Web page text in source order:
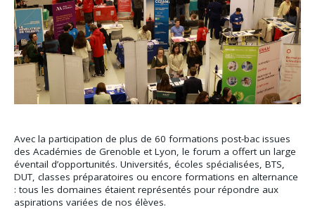
Avec la participation de plus de 60 formations post-bac issues
des Académies de Grenoble et Lyon, le forum a offert un large
éventail d’opportunités. Universités, écoles spécialisées, BTS,
DUT, classes préparatoires ou encore formations en alternance
: tous les domaines étaient représentés pour répondre aux
aspirations variées de nos élèves.